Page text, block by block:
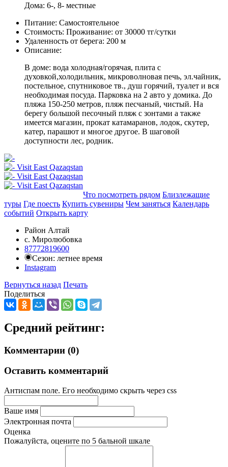
Дома: 6-, 8- местные
Питание: Самостоятельное
Стоимость: Проживание: от 30000 тг/сутки
Удаленность от берега: 200 м
Описание:
В доме: вода холодная/горячая, плита с
духовкой,холодильник, микроволновая печь, эл.чайник,
постельное, спутниковое тв., душ горячий, туалет и вся
необходимая посуда. Парковка на 2 авто у домика. До
пляжа 150-250 метров, пляж песчаный, чистый. На
берегу большой песочный пляж с зонтами а также
имеется магазин, прокат катамаранов, лодок, скутер,
катер, парашют и многое другое. В шаговой
доступности лес, родник.
Что посмотреть рядом Близлежащие
туры Где поесть Купить сувениры Чем заняться Календарь
событий Открыть карту
Район Алтай
с. Миролюбовка
87772819600
Сезон: летнее время
Instagram
Вернуться назад Печать
Поделиться
Средний рейтинг:
Комментарии (0)
Оставить комментарий
Антиспам поле. Его необходимо скрыть через css
Ваше имя
Электронная почта
Оценка
Пожалуйста, оцените по 5 бальной шкале